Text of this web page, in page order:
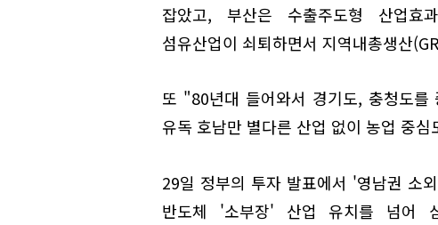
잡았고, 부산은 수출주도형 산업효
섬유산업이 쇠퇴하면서 지역내총생산
또 "80년대 들어와서 경기도, 충청도를
유독 호남만 별다른 산업 없이 농업 중
29일 정부의 투자 발표에서 '영남권 소
반도체 '소부장' 산업 유치를 넘어